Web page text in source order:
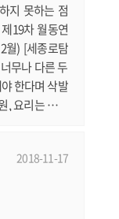
지 못하는 점
19차 월동연
월) [세종로탐
무나 다른 두
한다며 삭발
요리는 구수
지에 도착해
, 벌써 두 번
2018-11-17